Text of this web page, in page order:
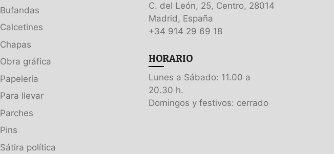
Bufandas
Calcetines
Chapas
Obra gráfica
Papelería
Para llevar
Parches
Pins
Sátira política
C. del León, 25, Centro, 28014
Madrid, España
+34 914 29 69 18
HORARIO
Lunes a Sábado: 11.00 a
20.30 h.
Domingos y festivos: cerrado